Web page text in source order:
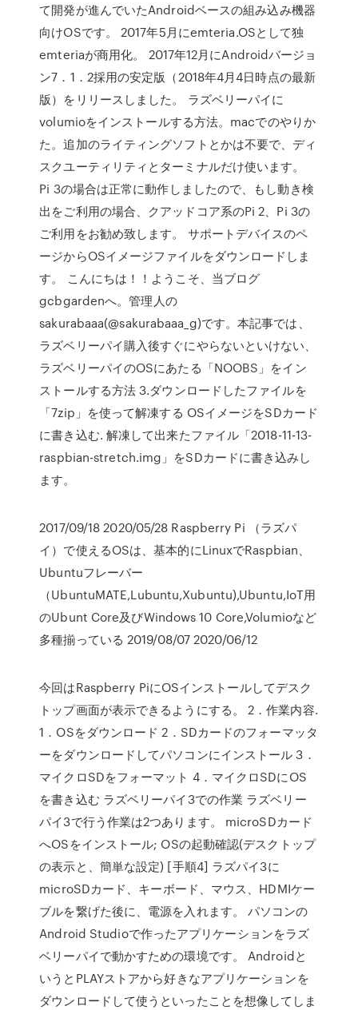
て開発が進んでいたAndroidベースの組み込み機器
向けOSです。 2017年5月にemteria.OSとして独
emteriaが商用化。 2017年12月にAndroidバージョ
ン7．1．2採用の安定版（2018年4月4日時点の最新
版）をリリースしました。 ラズベリーパイに
volumioをインストールする方法。macでのやりか
た。追加のライティングソフトとかは不要で、ディ
スクユーティリティとターミナルだけ使います。
Pi 3の場合は正常に動作しましたので、もし動き検
出をご利用の場合、クアッドコア系のPi 2、Pi 3の
ご利用をお勧め致します。 サポートデバイスのペ
ージからOSイメージファイルをダウンロードしま
す。 こんにちは！！ようこそ、当ブログ
gcbgardenへ。管理人の
sakurabaaa(@sakurabaaa_g)です。本記事では、
ラズベリーパイ購入後すぐにやらないといけない、
ラズベリーパイのOSにあたる「NOOBS」をイン
ストールする方法 3.ダウンロードしたファイルを
「7zip」を使って解凍する OSイメージをSDカード
に書き込む. 解凍して出来たファイル「2018-11-13-
raspbian-stretch.img」をSDカードに書き込みし
ます。
2017/09/18 2020/05/28 Raspberry Pi （ラズパ
イ）で使えるOSは、基本的にLinuxでRaspbian、
Ubuntuフレーバー
（UbuntuMATE,Lubuntu,Xubuntu),Ubuntu,IoT用
のUbunt Core及びWindows 10 Core,Volumioなど
多種揃っている 2019/08/07 2020/06/12
今回はRaspberry PiにOSインストールしてデスク
トップ画面が表示できるようにする。 2．作業内容.
1．OSをダウンロード 2．SDカードのフォーマッタ
ーをダウンロードしてパソコンにインストール 3．
マイクロSDをフォーマット 4．マイクロSDにOS
を書き込む ラズベリーパイ3での作業 ラズベリー
パイ3で行う作業は2つあります。 microSDカード
へOSをインストール; OSの起動確認(デスクトップ
の表示と、簡単な設定) [手順4] ラズパイ3に
microSDカード、キーボード、マウス、HDMIケー
ブルを繋げた後に、電源を入れます。 パソコンの
Android Studioで作ったアプリケーションをラズ
ベリーパイで動かすための環境です。 Androidと
いうとPLAYストアから好きなアプリケーションを
ダウンロードして使うといったことを想像してしま